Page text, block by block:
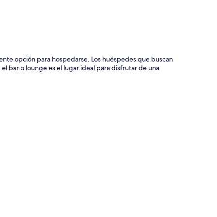
opción para hospedarse. Los huéspedes que buscan
bar o lounge es el lugar ideal para disfrutar de una